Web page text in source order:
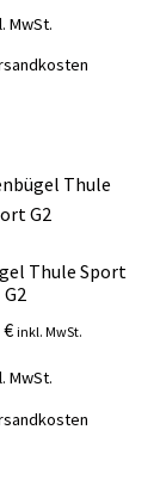
MwSt.
Thule Sport
G2
€ inkl. MwSt.
MwSt.